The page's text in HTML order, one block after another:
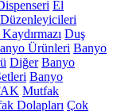
El
Duş
Ürünleri Banyo
Diğer Banyo
Banyo
Mutfak
Dolapları Çok